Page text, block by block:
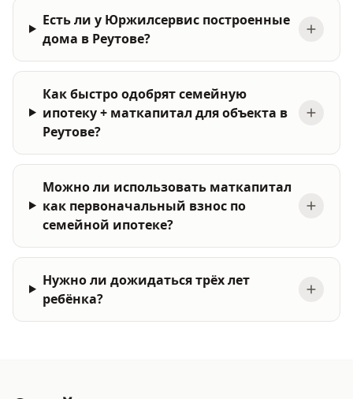
Есть ли у Юржилсервис построенные
дома в Реутове?
Как быстро одобрят семейную
ипотеку + маткапитал для объекта в
Реутове?
Можно ли использовать маткапитал
как первоначальный взнос по
семейной ипотеке?
Нужно ли дожидаться трёх лет
ребёнка?